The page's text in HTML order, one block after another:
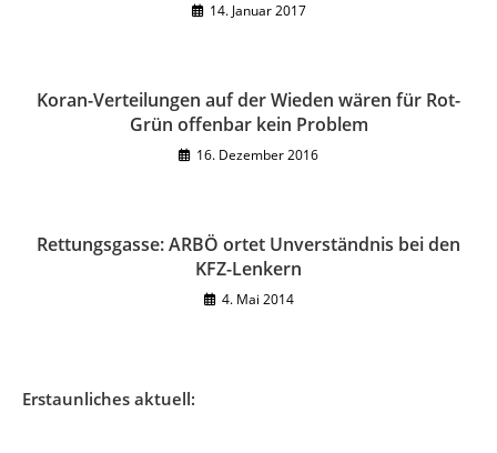
14. Januar 2017
Koran-Verteilungen auf der Wieden wären für Rot-
Grün offenbar kein Problem
16. Dezember 2016
Rettungsgasse: ARBÖ ortet Unverständnis bei den
KFZ-Lenkern
4. Mai 2014
Erstaunliches aktuell: